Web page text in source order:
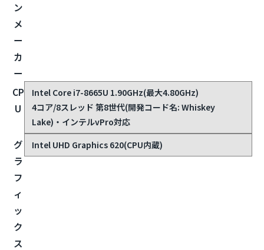
ン
メ
ー
カ
ー
CP
U
Intel Core i7-8665U 1.90GHz(最大4.80GHz)
4コア/8スレッド 第8世代(開発コード名: Whiskey
Lake)・インテルvPro対応
グ
ラ
フ
ィ
ッ
ク
ス
Intel UHD Graphics 620(CPU内蔵)